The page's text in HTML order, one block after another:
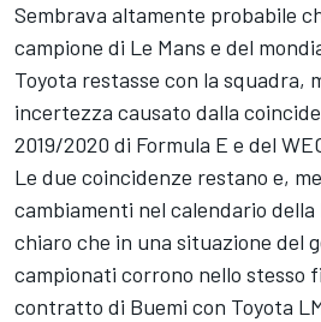
Sembrava altamente probabile
campione di Le Mans e del
Toyota restasse con la squadra,
incertezza causato dalla
2019/2020 di Formula E e del
Le due coincidenze restano e,
cambiamenti nel calendario della
chiaro che in una situazione del
campionati corrono nello stesso
contratto di Buemi con Toyota